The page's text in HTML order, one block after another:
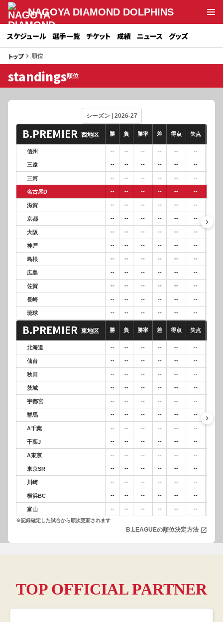
NAGOYA DIAMOND DOLPHINS
スケジュール 選手一覧 チケット 成績 ニュース グッズ
トップkeyboard_arrow_right 順位
standings順位
B.PREMIER 西地区 勝 負 勝率 差 得点 失点
信州 -- -- -- -- -- --
三遠 -- -- -- -- -- --
三河 -- -- -- -- -- --
名古屋D -- -- -- -- -- --
滋賀 -- -- -- -- -- --
京都 -- -- -- -- -- --
大阪 -- -- -- -- -- --
神戸 -- -- -- -- -- --
島根 -- -- -- -- -- --
広島 -- -- -- -- -- --
佐賀 -- -- -- -- -- --
長崎 -- -- -- -- -- --
琉球 -- -- -- -- -- --
keyboard_arrow_right
B.PREMIER 東地区 勝 負 勝率 差 得点 失点
北海道 -- -- -- -- -- --
仙台 -- -- -- -- -- --
秋田 -- -- -- -- -- --
茨城 -- -- -- -- -- --
宇都宮 -- -- -- -- -- --
群馬 -- -- -- -- -- --
A千葉 -- -- -- -- -- --
千葉J -- -- -- -- -- --
A東京 -- -- -- -- -- --
東京SR -- -- -- -- -- --
川崎 -- -- -- -- -- --
横浜BC -- -- -- -- -- --
富山 -- -- -- -- -- --
keyboard_arrow_right
※記録確定した試合から順次更新されます
B.LEAGUEの順位決定方法 open_in_new
TOP OFFICIAL PARTNER